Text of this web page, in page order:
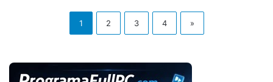
1 2 3 4 »